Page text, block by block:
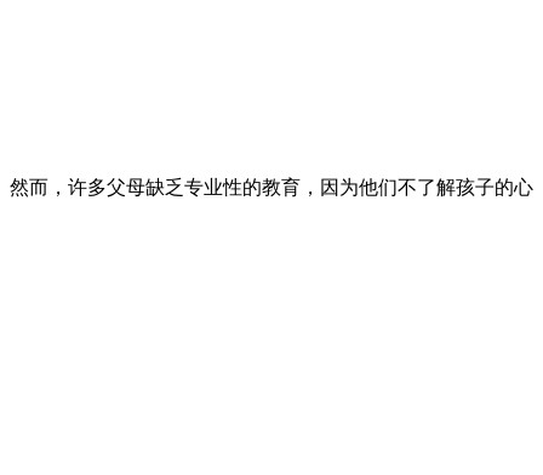
而，许多父母缺乏专业性的教育，因为他们不了解孩子的心